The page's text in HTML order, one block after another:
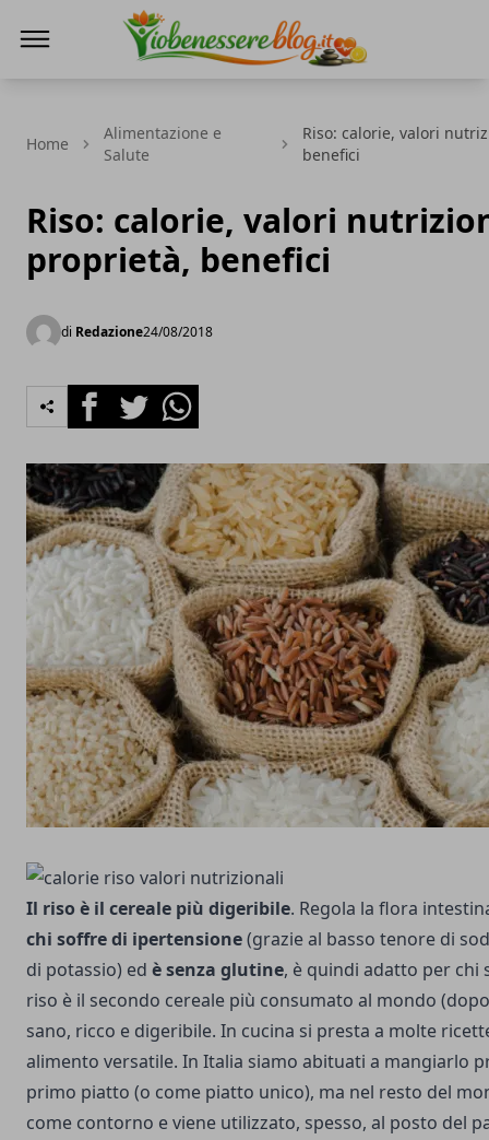
Home
Alimentazione e
Salute
Riso: calorie, valori
benefici
Riso: calorie, valori
proprietà, benefici
di Redazione24/08/2018
FacebookTwitterWhatsapp
Il riso è il cereale più digeribile. Regola la flora
chi soffre di ipertensione(grazie al basso tenore di
di potassio) ed è senza glutine, è quindi adatto per chi
riso è il secondo cereale più consumato al mondo
sano, ricco e digeribile. In cucina si presta a molte
alimento versatile. In Italia siamo abituati a mangiarlo
primo piatto (o come piatto unico), ma nel resto del
come contorno e viene utilizzato, spesso, al posto del